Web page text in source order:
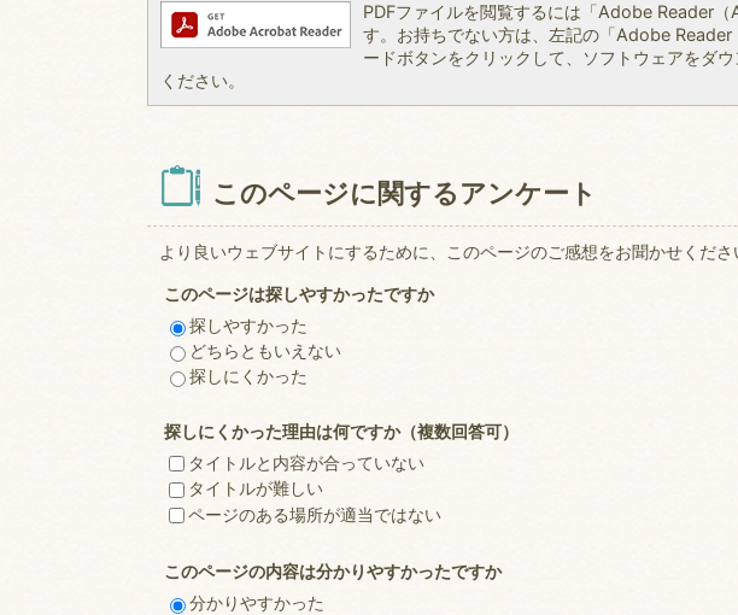
PDFファイルを閲覧するには「Adobe Reader
す。お持ちでない方は、左記の「Adobe
ードボタンをクリックして、ソフトウェアをダ
ください。
このページに関するアンケート
より良いウェブサイトにするために、このページのご感想をお聞かせくださ
このページは探しやすかったですか
探しやすかった
どちらともいえない
探しにくかった
探しにくかった理由は何ですか（複数回答可）
タイトルと内容が合っていない
タイトルが難しい
ページのある場所が適当ではない
このページの内容は分かりやすかったですか
分かりやすかった